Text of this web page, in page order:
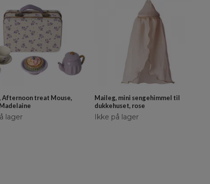
Afternoon treat Mouse,
lager
Maileg, mini sengehimmel til
dukkehuset, rose
Ikke på lager